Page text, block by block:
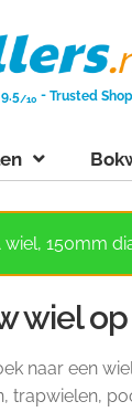
9.5/10 -Trusted
wiel, 150mm
wiel
naar een
trapwielen,